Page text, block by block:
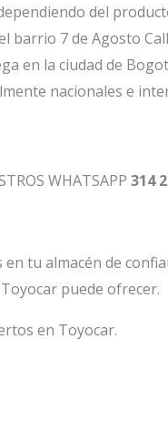
del
barrio 7 de Agosto
en la ciudad de
nacionales e
WHATSAPP 314
tu almacén de
puede ofrecer.
en Toyocar.